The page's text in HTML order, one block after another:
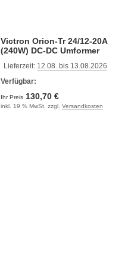
Victron Orion-Tr 24/12-20A
(240W) DC-DC Umformer
Lieferzeit: 12.08. bis 13.08.2026
Verfügbar:
Ihr Preis 130,70 €
inkl. 19 % MwSt. zzgl. Versandkosten